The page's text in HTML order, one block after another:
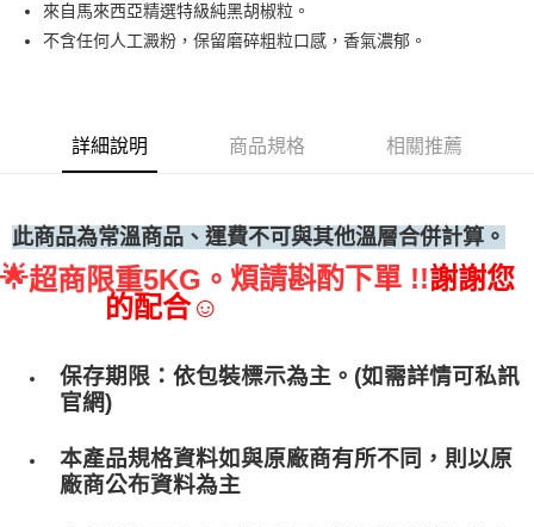
• 付款後全家取貨
每筆NT$60，滿NT$699(含以上)免運費
(請點開選項勾選)
來自馬來西亞精選特級純黑胡椒粒。
不含任何人工澱粉，保留磨碎粗粒口感，香氣濃郁。
詳細說明 商品規格 相關推薦
此商品為常溫商品、運費不可與其他溫層合併計算。
🌟超商限重5KG。 煩請斟酌下單 !!謝謝您
的配合☺
保存期限：依包裝標示為主。(如需詳情可私訊
官網)
本產品規格資料如與原廠商有所不同，則以原
廠商公布資料為主